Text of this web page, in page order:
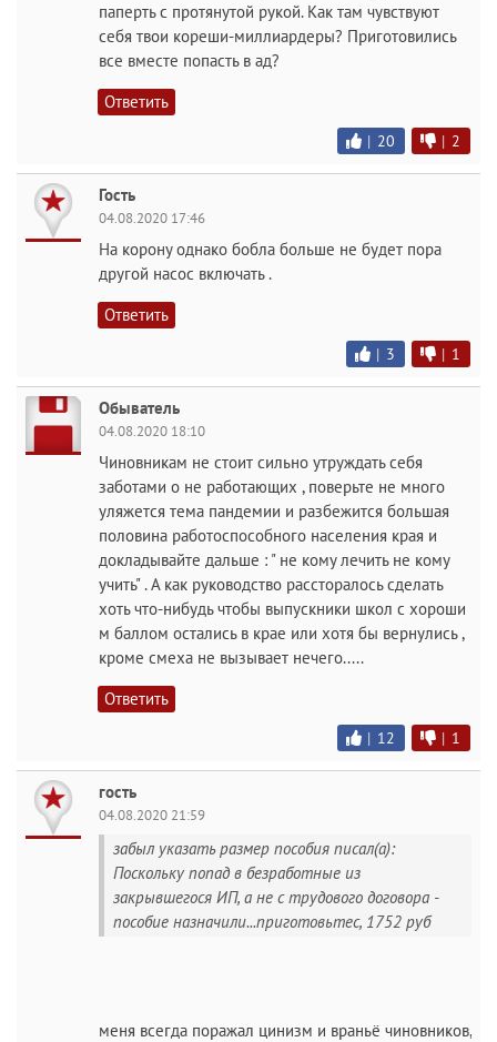
паперть с протянутой рукой. Как там чувствуют
себя твои кореши-миллиардеры? Приготовились
все вместе попасть в ад?
Ответить
| 20 | 2
Гость
04.08.2020 17:46
На корону однако бобла больше не будет пора
другой насос включать .
Ответить
| 3 | 1
Обыватель
04.08.2020 18:10
Чиновникам не стоит сильно утруждать себя
заботами о не работающих , поверьте не много
уляжется тема пандемии и разбежится большая
половина работоспособного населения края и
докладывайте дальше : " не кому лечить не кому
учить" . А как руководство рассторалось сделать
хоть что-нибудь чтобы выпускники школ с хороши
м баллом остались в крае или хотя бы вернулись ,
кроме смеха не вызывает нечего.....
Ответить
| 12 | 1
гость
04.08.2020 21:59
забыл указать размер пособия писал(а):
Поскольку попад в безработные из
закрывшегося ИП, а не с трудового договора -
пособие назначили...приготовьтес, 1752 руб
меня всегда поражал цинизм и враньё чиновников,